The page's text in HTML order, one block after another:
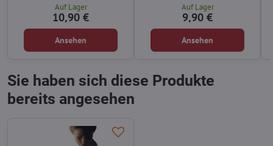
Auf Lager
10,90 €
Ansehen
Auf Lager
9,90 €
Ansehen
Sie haben sich diese Produkte
bereits angesehen